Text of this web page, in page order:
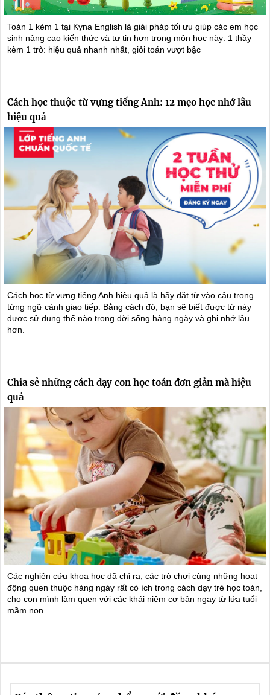
Toán 1 kèm 1 tại Kyna English là giải pháp tối ưu giúp các em học
sinh nâng cao kiến thức và tự tin hơn trong môn học này: 1 thầy
kèm 1 trò: hiệu quả nhanh nhất, giỏi toán vượt bậc
Cách học thuộc từ vựng tiếng Anh: 12 mẹo học nhớ lâu
hiệu quả
Cách học từ vựng tiếng Anh hiệu quả là hãy đặt từ vào câu trong
từng ngữ cảnh giao tiếp. Bằng cách đó, bạn sẽ biết được từ này
được sử dụng thế nào trong đời sống hàng ngày và ghi nhớ lâu
hơn.
Chia sẻ những cách dạy con học toán đơn giản mà hiệu
quả
Các nghiên cứu khoa học đã chỉ ra, các trò chơi cùng những hoạt
động quen thuộc hàng ngày rất có ích trong cách dạy trẻ học toán,
cho con mình làm quen với các khái niệm cơ bản ngay từ lứa tuổi
mầm non.